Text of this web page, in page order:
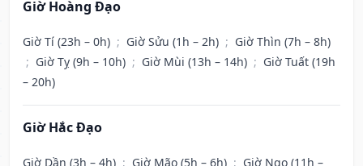
Giờ Hoàng Đạo
Giờ Tí (23h – 0h) ; Giờ Sửu (1h – 2h) ; Giờ Thìn (7h – 8h)
; Giờ Tỵ (9h – 10h) ; Giờ Mùi (13h – 14h) ; Giờ Tuất (19h
– 20h)
Giờ Hắc Đạo
Giờ Dần (3h – 4h) ; Giờ Mão (5h – 6h) ; Giờ Ngọ (11h –